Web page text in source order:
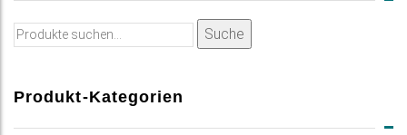
Suche
Suche
Produkt-Kategorien